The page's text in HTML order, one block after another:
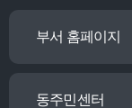
부서 홈페이지
동주민센터